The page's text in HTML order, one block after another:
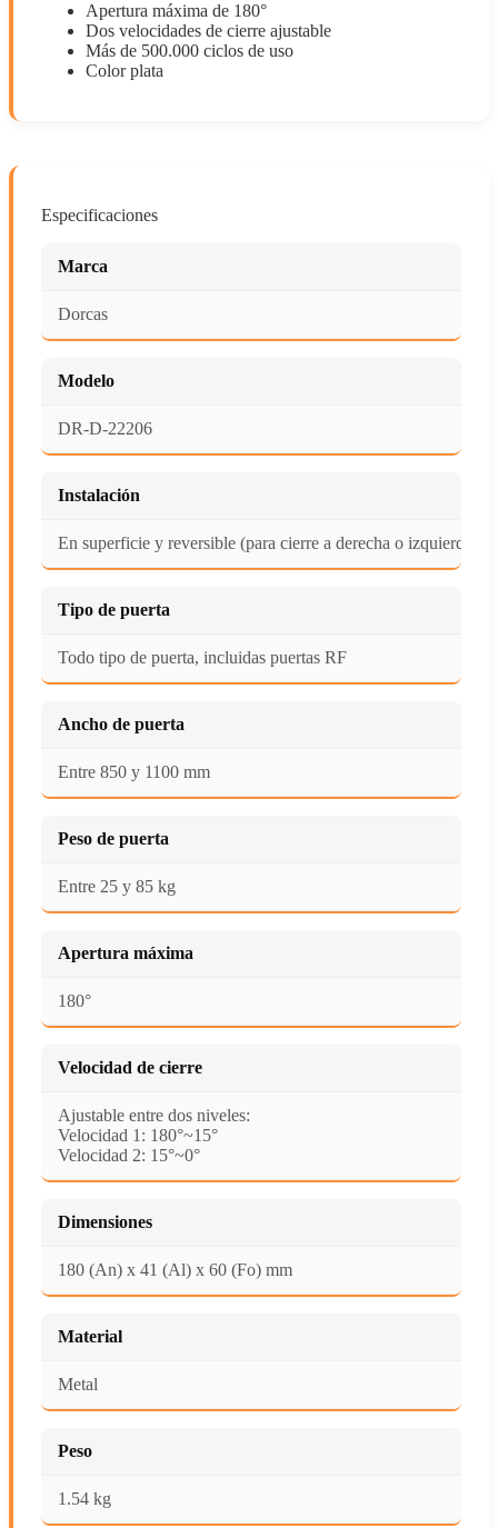
Apertura máxima de 180°
Dos velocidades de cierre ajustable
Más de 500.000 ciclos de uso
Color plata
Especificaciones
Marca
Dorcas
Modelo
DR-D-22206
Instalación
En superficie y reversible (para cierre a derecha o izquierda)
Tipo de puerta
Todo tipo de puerta, incluidas puertas RF
Ancho de puerta
Entre 850 y 1100 mm
Peso de puerta
Entre 25 y 85 kg
Apertura máxima
180°
Velocidad de cierre
Ajustable entre dos niveles:
Velocidad 1: 180°~15°
Velocidad 2: 15°~0°
Dimensiones
180 (An) x 41 (Al) x 60 (Fo) mm
Material
Metal
Peso
1.54 kg